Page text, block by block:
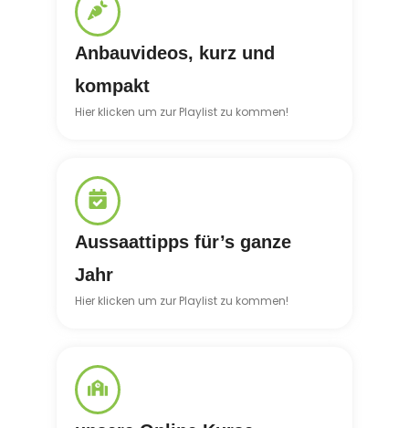
Anbauvideos, kurz und
kompakt
Hier klicken um zur Playlist zu kommen!
Aussaattipps für’s ganze
Jahr
Hier klicken um zur Playlist zu kommen!